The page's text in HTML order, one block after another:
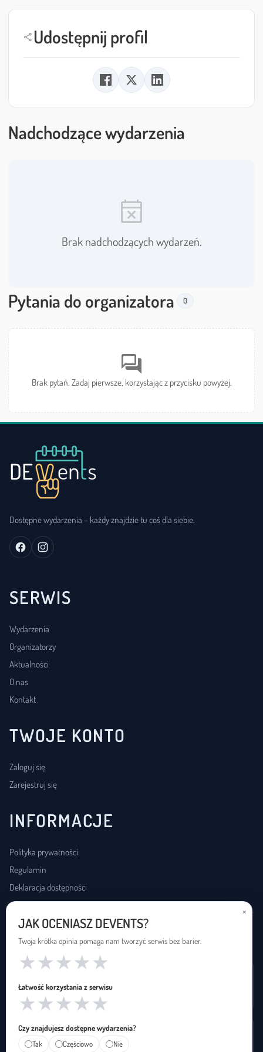
shareUdostępnij profil
Nadchodzące wydarzenia
event_busy
Brak nadchodzących wydarzeń.
Pytania do organizatora 0
forum
Brak pytań. Zadaj pierwsze, korzystając z przycisku powyżej.
Dostępne wydarzenia – każdy znajdzie tu coś dla siebie.
SERWIS
Wydarzenia
Organizatorzy
Aktualności
O nas
Kontakt
TWOJE KONTO
Zaloguj się
Zarejestruj się
INFORMACJE
Polityka prywatności
Regulamin
Deklaracja dostępności
USŁUGI DOSTĘPNOŚCI
Zapętleni · zapetleni.pl
Tłumaczenie na polski język migowy
Janusz Migowego · januszmigowego.pl
×
JAK OCENIASZ DEVENTS?
Twoja krótka opinia pomaga nam tworzyć serwis bez barier.
★
★
★
★
★
Łatwość korzystania z serwisu
★
★
★
★
★
Czy znajdujesz dostępne wydarzenia?
Tak
Częściowo Nie